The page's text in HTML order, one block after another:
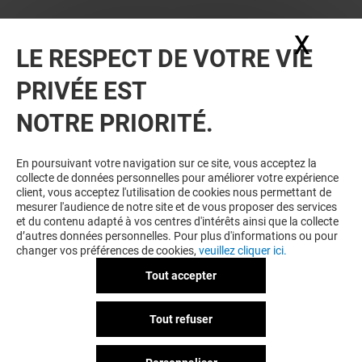
LE RESPECT DE VOTRE VIE
PRIVÉE EST
NOTRE PRIORITÉ.
En poursuivant votre navigation sur ce site, vous acceptez la
collecte de données personnelles pour améliorer votre expérience
client, vous acceptez l'utilisation de cookies nous permettant de
mesurer l'audience de notre site et de vous proposer des services
et du contenu adapté à vos centres d'intérêts ainsi que la collecte
d’autres données personnelles. Pour plus d'informations ou pour
changer vos préférences de cookies, veuillez cliquer ici.
Tout accepter
Tout refuser
X